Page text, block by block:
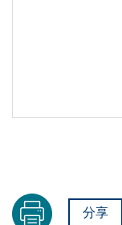
分享